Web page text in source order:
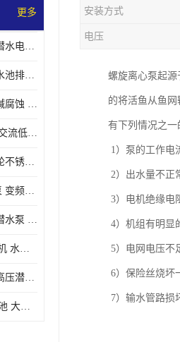
更多
津奥特 并联双浮筒式潜水电泵 矿山抢险泵 大流量卧式安装 可提供定制
高扬程不锈钢潜水泵 水池排水 变频 井用潜水电泵供应 能耗低 工厂批发
不锈钢潜海水泵 耐盐碱腐蚀 大流量 立式卧式下吸式安装 厂家定制
津奥特 全铜电机 异步交流低压潜水电机 运行稳定售后质保 致电咨询
漂浮式卧式潜水泵 叶轮不锈钢材质 大流量 变频抽水泵 厂家质保售后
地热温泉井热水潜水泵 变频不锈钢 130直径油泵 高温深井泵 津奥特
津奥特 河道用漂浮式潜水泵 不锈钢泵轴 大口径大流量 产品可定制
316不锈钢异步潜水电机 水冷式 可连续运行 定制功率电压 奥特泵业
立式下吸式潜水电泵 高压潜水排沙泵 大功率 深水施工作业 型号可定制
泥塘排水 抽牛粪 污水池 大口径潜水螺旋离心泵 材质特征 奥特泵业
安装方式
电压
螺旋离心泵起
的将活鱼从鱼
有下列情况之一
1）泵的工作电
2）出水量不正
3）电机绝缘电
4）机组有明显
5）电网电压不
6）保险丝烧坏
7）输水管路损